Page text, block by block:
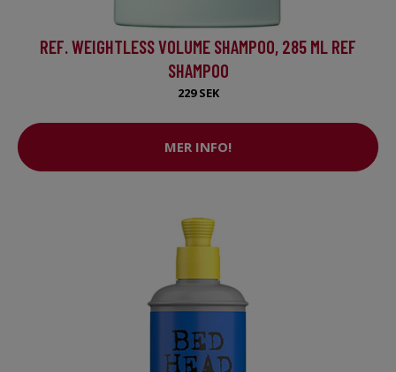
REF. WEIGHTLESS VOLUME SHAMPOO, 285 ML REF
SHAMPOO
229 SEK
MER INFO!